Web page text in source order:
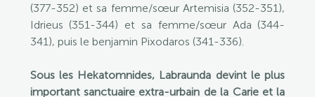
(377-352) et sa femme/sœur Artemisia (352-351),
Idrieus (351-344) et sa femme/sœur Ada (344-
341), puis le benjamin Pixodaros (341-336).
Sous les Hekatomnides, Labraunda devint le plus
important sanctuaire extra-urbain de la Carie et la